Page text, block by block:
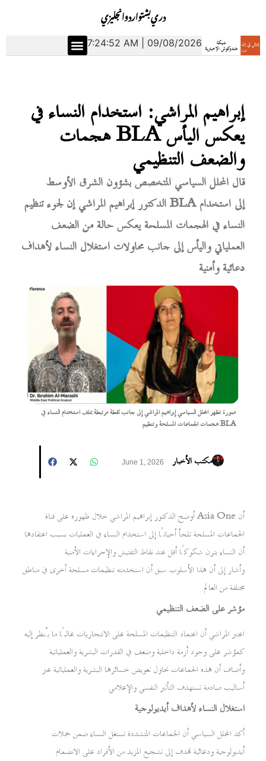
انجليزياردوبشتودري
7:24:53 AM | 09/08/2026
إبراهيم المراشي: استخدام النساء في
هجمات BLA يعكس اليأس
والضعف التنظيمي
قال المحلل السياسي المتخصص بشؤون الشرق الأوسط
الدكتور إبراهيم المراشي إن لجوء تنظيم BLA إلى استخدام
النساء في الهجمات المسلحة يعكس حالة من الضعف
العملياتي واليأس إلى جانب محاولات استغلال النساء لأهداف
دعائية وأمنية
صورة تظهر المحلل السياسي إبراهيم المراشي إلى جانب لقطة مرتبطة بملف استخدام النساء في
هجمات الجماعات المسلحة وتنظيم BLA
مكتب الأخبار June 1, 2026
أوضح الدكتور إبراهيم المراشي خلال ظهوره على قناة Asia One أن
الجماعات المسلحة تلجأ أحيانًا إلى استخدام النساء في العمليات بسبب اعتقادها
أن النساء يثرن شكوكًا أقل عند نقاط التفتيش والإجراءات الأمنية
وأشار إلى أن هذا الأسلوب سبق أن استخدمته تنظيمات مسلحة أخرى في مناطق
مختلفة من العالم
مؤشر على الضعف التنظيمي
اعتبر المراشي أن اعتماد التنظيمات المسلحة على الانتحاريات غالبًا ما يُنظر إليه
كمؤشر على وجود أزمة داخلية وضعف في القدرات البشرية والعملياتية
وأضاف أن هذه الجماعات تحاول تعويض خسائرها البشرية والعملياتية عبر
أساليب صادمة تستهدف التأثير النفسي والإعلامي
استغلال النساء لأهداف أيديولوجية
أكد المحلل السياسي أن الجماعات المتشددة تستغل النساء ضمن حملات
أيديولوجية ودعائية تهدف إلى تشجيع المزيد من الأفراد على الانضمام